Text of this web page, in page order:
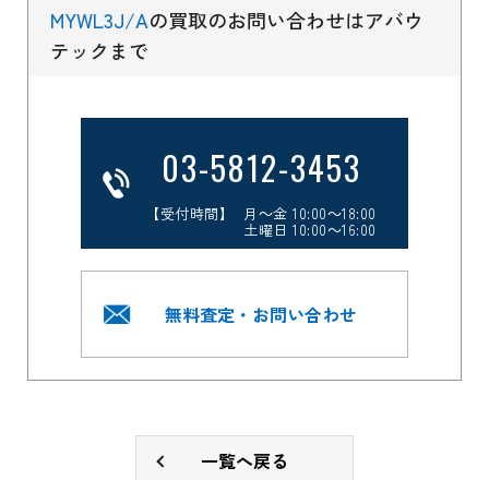
MYWL3J/Aの買取のお問い合わせはアバウ
テックまで
03-5812-3453
【受付時間】 月～金 10:00～18:00
土曜日 10:00～16:00
無料査定・お問い合わせ
一覧へ戻る